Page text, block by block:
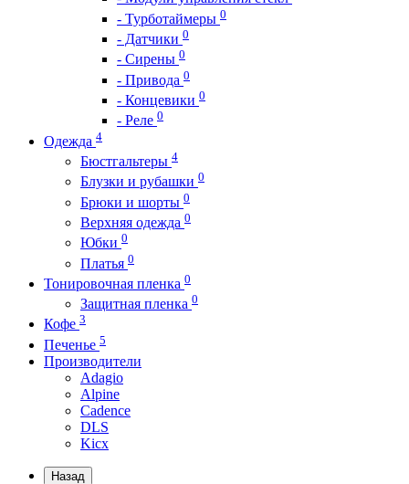
- Турботаймеры 0
- Датчики 0
- Сирены 0
- Привода 0
- Концевики 0
- Реле 0
Одежда 4
Бюстгальтеры 4
Блузки и рубашки 0
Брюки и шорты 0
Верхняя одежда 0
Юбки 0
Платья 0
Тонировочная пленка 0
Защитная пленка 0
Кофе 3
Печенье 5
Производители
Adagio
Alpine
Cadence
DLS
Kicx
Назад